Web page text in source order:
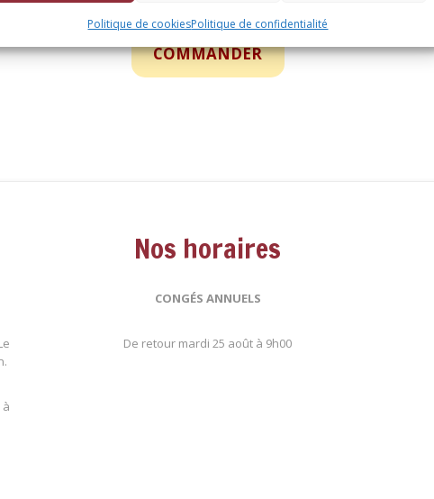
Politique de cookiesPolitique de confidentialité
COMMANDER
Nos horaires
CONGÉS ANNUELS
De retour mardi 25 août à 9h00